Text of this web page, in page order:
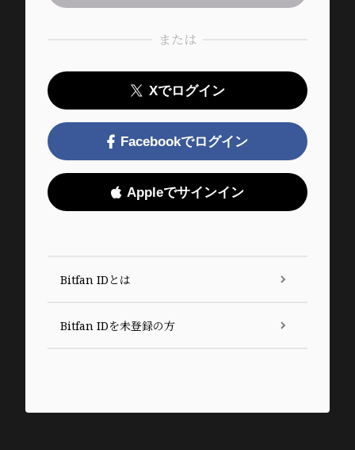
または
Xでログイン
Facebookでログイン
Appleでサインイン
Bitfan IDとは
Bitfan IDを未登録の方